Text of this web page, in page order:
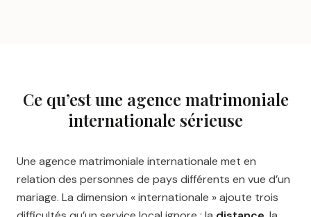
Ce qu’est une agence matrimoniale
internationale sérieuse
Une agence matrimoniale internationale met en
relation des personnes de pays différents en vue d’un
mariage. La dimension « internationale » ajoute trois